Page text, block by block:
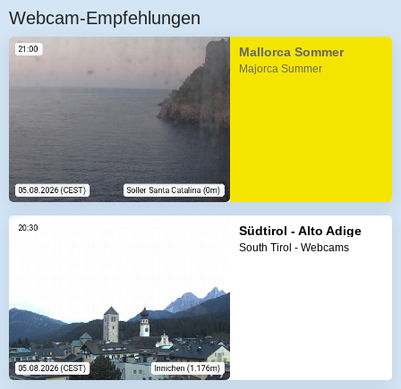
Webcam-Empfehlungen
Mallorca Sommer
Majorca Summer
Südtirol - Alto Adige
South Tirol - Webcams